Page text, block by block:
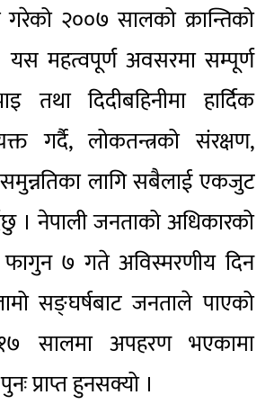
गरेको २००७ सालको क्रान्तिको
यस महत्वपूर्ण अवसरमा सम्पूर्ण
तथा दिदीबहिनीमा हार्दिक
गर्दै, लोकतन्त्रको संरक्षण,
लागि सबैलाई एकजुट
। नेपाली जनताको अधिकारको
७ गते अविस्मरणीय दिन
सङ्घर्षबाट जनताले पाएको
सालमा अपहरण भएकामा
प्राप्त हुनसक्यो ।